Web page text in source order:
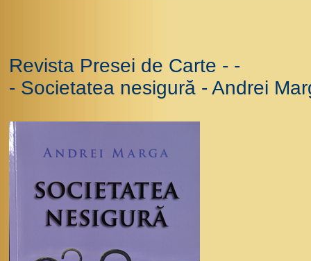
Revista Presei de Carte - -
- Societatea nesigură - Andrei